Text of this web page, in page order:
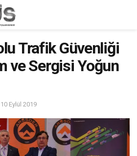
Trafik Güvenliği
ve Sergisi Yoğun
10 Eylül 2019